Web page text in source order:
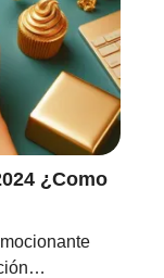
¿Como